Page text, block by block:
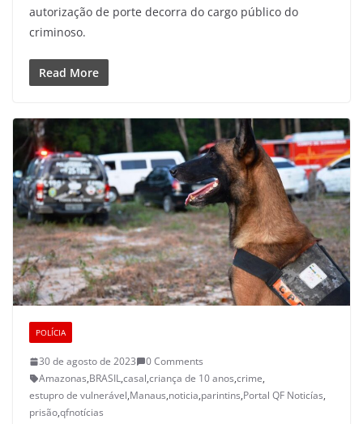
autorização de porte decorra do cargo público do
criminoso.
Read More
POLÍCIA
30 de agosto de 2023
0 Comments
Amazonas,BRASIL,casal,criança de 10 anos,crime,
estupro de vulnerável,Manaus,noticia,parintins,Portal QF Noticías,
prisão,qfnotícias